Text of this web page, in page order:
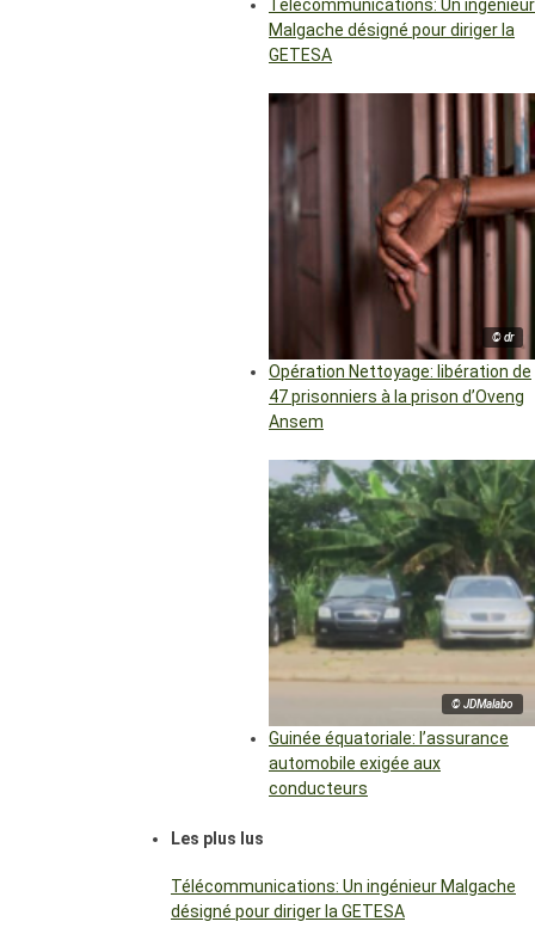
Télécommunications: Un ingénieur
Malgache désigné pour diriger la
GETESA
© dr
Opération Nettoyage: libération de
47 prisonniers à la prison d’Oveng
Ansem
© JDMalabo
Guinée équatoriale: l’assurance
automobile exigée aux
conducteurs
Les plus lus
Télécommunications: Un ingénieur Malgache
désigné pour diriger la GETESA